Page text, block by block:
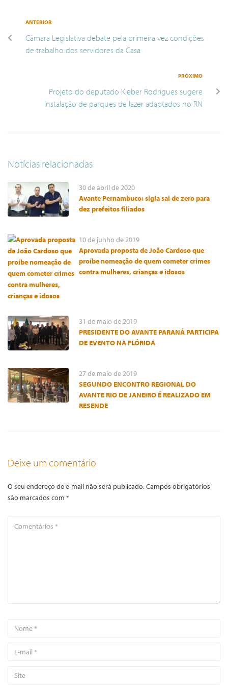
ANTERIOR
Câmara Legislativa debate pela primeira vez condições
de trabalho dos servidores da Casa
PRÓXIMO
Projeto do deputado Kleber Rodrigues sugere
instalação de parques de lazer adaptados no RN
Notícias relacionadas
30 de abril de 2020
Avante Pernambuco: sigla sai de zero para
dez prefeitos filiados
10 de junho de 2019
Aprovada proposta de João Cardoso que
proíbe nomeação de quem cometer crimes
contra mulheres, crianças e idosos
31 de maio de 2019
PRESIDENTE DO AVANTE PARANÁ PARTICIPA
DE EVENTO NA FLÓRIDA
27 de maio de 2019
SEGUNDO ENCONTRO REGIONAL DO
AVANTE RIO DE JANEIRO É REALIZADO EM
RESENDE
Deixe um comentário
O seu endereço de e-mail não será publicado.Campos obrigatórios
são marcados com *